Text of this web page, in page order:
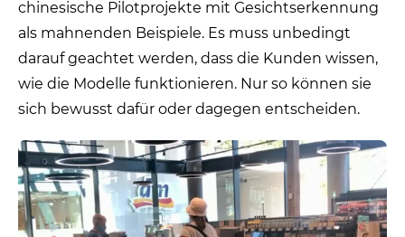
chinesische Pilotprojekte mit Gesichtserkennung
als mahnenden Beispiele. Es muss unbedingt
darauf geachtet werden, dass die Kunden wissen,
wie die Modelle funktionieren. Nur so können sie
sich bewusst dafür oder dagegen entscheiden.